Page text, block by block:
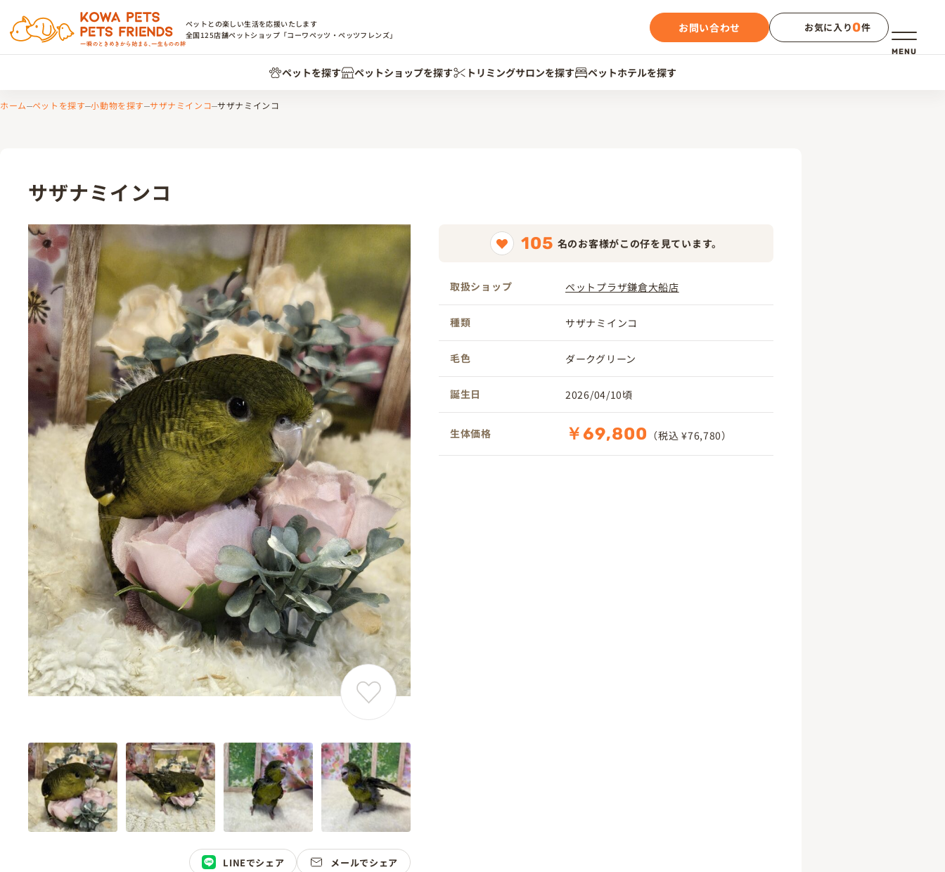
メニュー
MENU
ペットとの楽しい生活を応援いたします
全国125店舗ペットショップ「コーワペッツ・ペッツフレンズ」
お問い合わせ お気に入り0件
ペットを探す ペットショップを探す トリミングサロンを探す ペットホテルを探す
ホーム ペットを探す 小動物を探す サザナミインコ サザナミインコ
サザナミインコ
105 名のお客様がこの仔を見ています。
取扱ショップ ペットプラザ鎌倉大船店
種類 サザナミインコ
毛色 ダークグリーン
誕生日 2026/04/10頃
生体価格 ￥69,800 （税込 ¥76,780）
LINEでシェア メールでシェア